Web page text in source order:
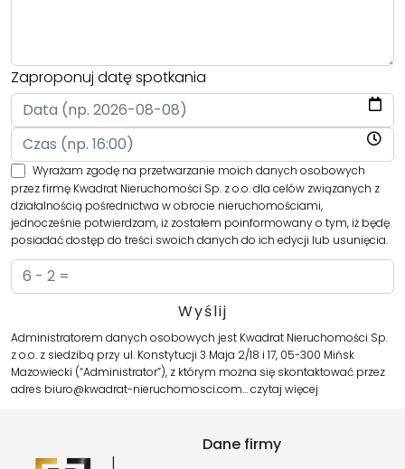
Zaproponuj datę spotkania
Wyrażam zgodę na przetwarzanie moich danych osobowych
przez firmę Kwadrat Nieruchomości Sp. z o.o. dla celów związanych z
działalnością pośrednictwa w obrocie nieruchomościami,
jednocześnie potwierdzam, iż zostałem poinformowany o tym, iż będę
posiadać dostęp do treści swoich danych do ich edycji lub usunięcia.
Administratorem danych osobowych jest Kwadrat Nieruchomości Sp.
z o.o. z siedzibą przy ul. Konstytucji 3 Maja 2/18 i 17, 05-300 Mińsk
Mazowiecki (“Administrator”), z którym można się skontaktować przez
adres biuro@kwadrat-nieruchomosci.com…czytaj więcej
Dane firmy